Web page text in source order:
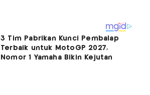
3 Tim Pabrikan Kunci Pembalap
Terbaik untuk MotoGP 2027,
Nomor 1 Yamaha Bikin Kejutan